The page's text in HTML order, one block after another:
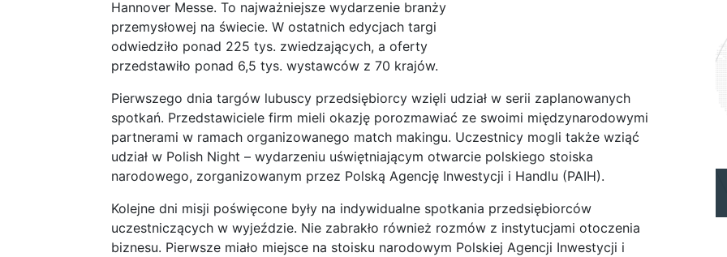
Hannover Messe. To najważniejsze wydarzenie branży
przemysłowej na świecie. W ostatnich edycjach targi
odwiedziło ponad 225 tys. zwiedzających, a oferty
przedstawiło ponad 6,5 tys. wystawców z 70 krajów.
Pierwszego dnia targów lubuscy przedsiębiorcy wzięli udział w serii zaplanowanych
spotkań. Przedstawiciele firm mieli okazję porozmawiać ze swoimi międzynarodowymi
partnerami w ramach organizowanego match makingu. Uczestnicy mogli także wziąć
udział w Polish Night – wydarzeniu uświętniającym otwarcie polskiego stoiska
narodowego, zorganizowanym przez Polską Agencję Inwestycji i Handlu (PAIH).
Kolejne dni misji poświęcone były na indywidualne spotkania przedsiębiorców
uczestniczących w wyjeździe. Nie zabrakło również rozmów z instytucjami otoczenia
biznesu. Pierwsze miało miejsce na stoisku narodowym Polskiej Agencji Inwestycji i